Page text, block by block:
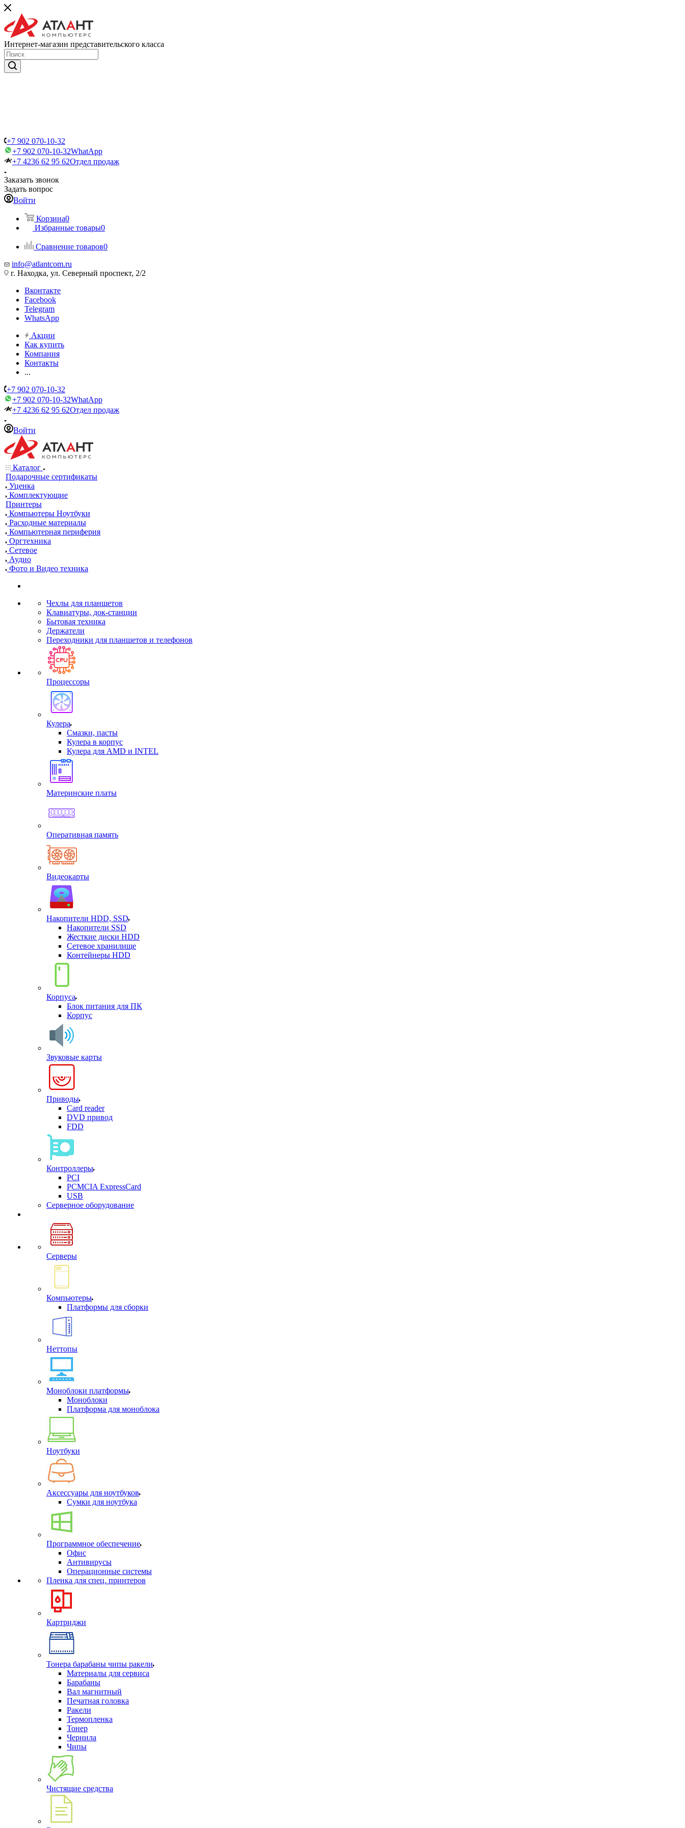
Интернет-магазин представительского класса
+7 902 070-10-32
+7 902 070-10-32WhatApp
+7 4236 62 95 62Отдел продаж
Заказать звонок
Задать вопрос
Войти
Корзина0
Избранные товары0
Сравнение товаров0
info@atlantcom.ru
г. Находка, ул. Северный проспект, 2/2
Вконтакте
Facebook
Telegram
WhatsApp
Акции
Как купить
Компания
Контакты
...
+7 902 070-10-32
+7 902 070-10-32WhatApp
+7 4236 62 95 62Отдел продаж
Войти
Каталог
Подарочные сертификаты
Уценка
Комплектующие
Принтеры
Компьютеры Ноутбуки
Расходные материалы
Компьютерная периферия
Оргтехника
Сетевое
Аудио
Фото и Видео техника
Чехлы для планшетов
Клавиатуры, док-станции
Бытовая техника
Держатели
Переходники для планшетов и телефонов
Процессоры
Кулера
Смазки, пасты
Кулера в корпус
Кулера для AMD и INTEL
Материнские платы
Оперативная память
Видеокарты
Накопители HDD, SSD
Накопители SSD
Жесткие диски HDD
Сетевое хранилище
Контейнеры HDD
Корпуса
Блок питания для ПК
Корпус
Звуковые карты
Приводы
Card reader
DVD привод
FDD
Контроллеры
PCI
PCMCIA ExpressCard
USB
Cерверное оборудование
Серверы
Компьютеры
Платформы для сборки
Неттопы
Моноблоки платформы
Моноблоки
Платформа для моноблока
Ноутбуки
Аксессуары для ноутбуков
Сумки для ноутбука
Программное обеспечение
Офис
Антивирусы
Операционные системы
Пленка для спец. принтеров
Картриджи
Тонера барабаны чипы ракели
Материалы для сервиса
Барабаны
Вал магнитный
Печатная головка
Ракели
Термопленка
Тонер
Чернила
Чипы
Чистящие средства